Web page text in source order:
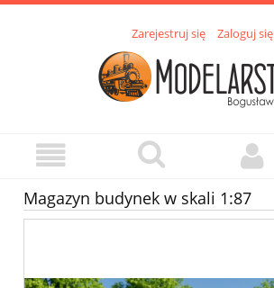
Zarejestruj się Zaloguj się
Magazyn budynek w skali 1:87